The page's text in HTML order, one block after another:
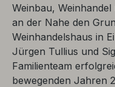
Weinbau,
an der Nahe den
Weinhandelshaus in
Jürgen Tullius und
Familienteam
bewegenden Jahren